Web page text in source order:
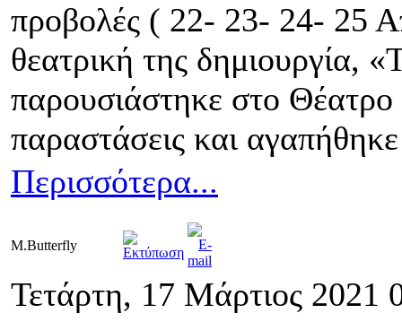
προβολές ( 22- 23- 24- 25
θεατρική της δημιουργία,
παρουσιάστηκε στο
παραστάσεις και
Περισσότερα...
M.Butterfly
Τετάρτη, 17 Μάρτιος 2021